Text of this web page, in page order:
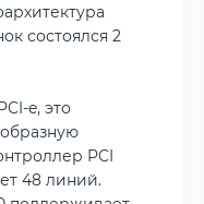
состоялся 2
e, это
PCI
48 линий.